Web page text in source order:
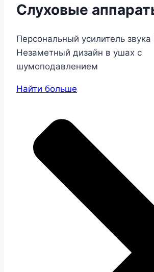
Слуховые
Персональный усилитель звука
Незаметный дизайн в ушах с
шумоподавлением
Найти больше